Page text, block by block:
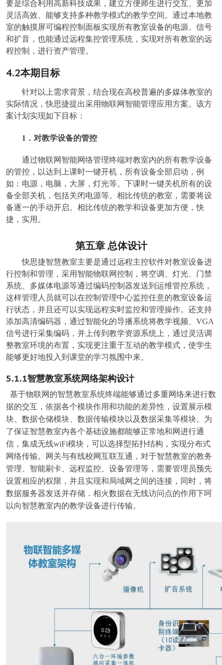
要是综合利用高新科技成果，建立方便师生进行交互、更加
灵活高效、能够支持多种教学模式的教学空间。通过本地教
室的触摸屏可编程控制面板实现所有教室设备的电源、信号
和扩音，也能通过远程集控管理系统，实现对所有教室的远
程控制，进行资产管理。
4.2本期目标
针对以上需求背景，结合现在高校普遍的多媒体教室的
实际情况，快思捷提出采用物联网智能管理应用方案。该方
案计划实现如下目标：
1 ．对教学设备的管控
通过物联网智能网络管理终端对教室内的所有教学设备
的管控，以达到上课时一键开机，所有设备全部启动，例
如：电源，电脑，大屏，灯光等。下课时一键关机所有的设
备全部关机，包括关闭电源等。相比传统的教室，需要将设
备逐一的手动开启。相比传统的教学和设备更加方便，快
捷，实用。
第五章 总体设计
快思捷智慧教室主要是通过远程主控软件对教室设备进
行控制和管理，采用智能物联网控制，将空调、灯光、门禁
系统、多媒体电源等通过编码控制器发送到运维管控系统，
这样管理人员就可以在控制管理中心监控任意的教室设备运
行状态，并且还可以实现远程实时监控和管理操作。还支持
添加高清编码器，通过智能化的导播系统将教学视频、VGA
信号进行采集编码，并上传到教学资源系统上，通过灵活调
整教室环境的布置，实现更注重于互动的教学模式，使学生
能够更好地投入到课堂的学习氛围中来。
5.1.1智慧教室系统网络架构设计
基于物联网的智慧教室系统终端能够通过多重网络来进行数
据的交互，依据各个模块作用和功能的差异性，设置展示模
块、数据仓储模块、数据传输模块以及数据采集等模块。为
了保证智慧教室内各个基础设施都能够正常地和网进行通
信，集成无线wiFi模块，可以选择型拓扑结构，实现分布式
网络传输。网关与有线校网互联互通，对于智慧教室的教务
管理、智能刷卡、远程监控、设备管理等，需要管理员预先
设置相应的权限，并且实现和局域网之间的连接，同时，将
数据服务器发送并存储．相火数据在无线访问点的作用下呵
以向智慧教室内的教学设备进行传输。